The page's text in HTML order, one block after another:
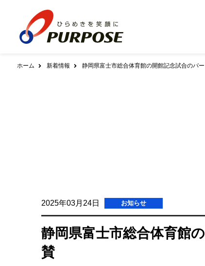
パネルヒーター
太陽熱利用システム
太陽熱温水システム／太陽熱利用ガス温水シス
LPWA対応
都市ガス管理システム
コラボウイング
ホーム 新着情報 静岡県富士市総合体育館の開館記念試合のパ
2025年03月24日 お知らせ
静岡県富士市総合体育館
賛